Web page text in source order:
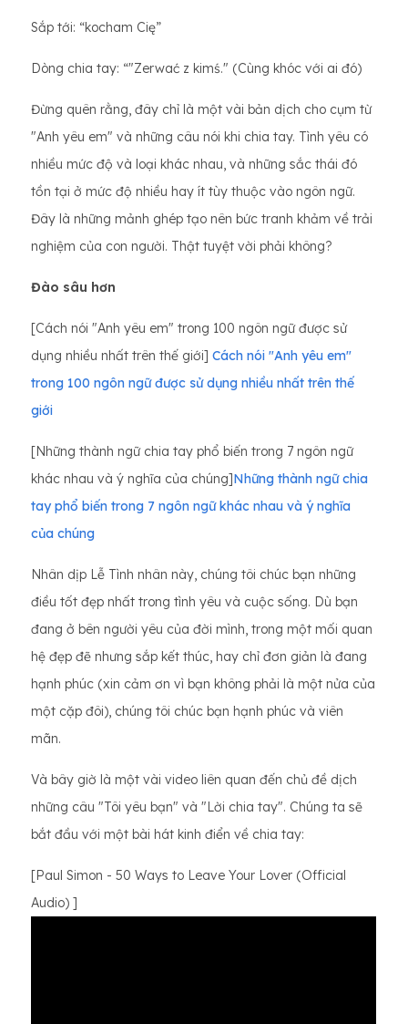
Sắp tới: “kocham Cię”
Dòng chia tay: “"Zerwać z kimś." (Cùng khóc với ai đó)
Đừng quên rằng, đây chỉ là một vài bản dịch cho cụm từ
"Anh yêu em" và những câu nói khi chia tay. Tình yêu có
nhiều mức độ và loại khác nhau, và những sắc thái đó
tồn tại ở mức độ nhiều hay ít tùy thuộc vào ngôn ngữ.
Đây là những mảnh ghép tạo nên bức tranh khảm về trải
nghiệm của con người. Thật tuyệt vời phải không?
Đào sâu hơn
[Cách nói "Anh yêu em" trong 100 ngôn ngữ được sử
dụng nhiều nhất trên thế giới] Cách nói "Anh yêu em"
trong 100 ngôn ngữ được sử dụng nhiều nhất trên thế
giới
[Những thành ngữ chia tay phổ biến trong 7 ngôn ngữ
khác nhau và ý nghĩa của chúng]Những thành ngữ chia
tay phổ biến trong 7 ngôn ngữ khác nhau và ý nghĩa
của chúng
Nhân dịp Lễ Tình nhân này, chúng tôi chúc bạn những
điều tốt đẹp nhất trong tình yêu và cuộc sống. Dù bạn
đang ở bên người yêu của đời mình, trong một mối quan
hệ đẹp đẽ nhưng sắp kết thúc, hay chỉ đơn giản là đang
hạnh phúc (xin cảm ơn vì bạn không phải là một nửa của
một cặp đôi), chúng tôi chúc bạn hạnh phúc và viên
mãn.
Và bây giờ là một vài video liên quan đến chủ đề dịch
những câu "Tôi yêu bạn" và "Lời chia tay". Chúng ta sẽ
bắt đầu với một bài hát kinh điển về chia tay:
[Paul Simon - 50 Ways to Leave Your Lover (Official
Audio) ]